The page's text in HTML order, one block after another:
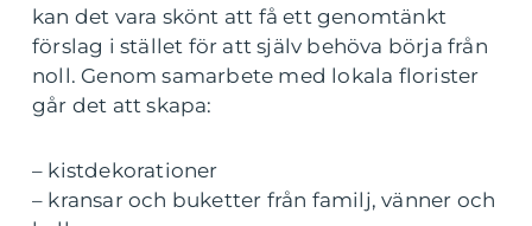
kan det vara skönt att få ett genomtänkt
förslag i stället för att själv behöva börja från
noll. Genom samarbete med lokala florister
går det att skapa:
– kistdekorationer
– kransar och buketter från familj, vänner och